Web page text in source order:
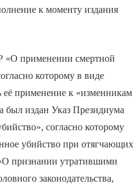
к моменту издания
«О применении смертной
которому в виде
её применение к «изменникам
был издан Указ Президиума
согласно которому
убийство при отягчающих
признании утратившими
законодательства,